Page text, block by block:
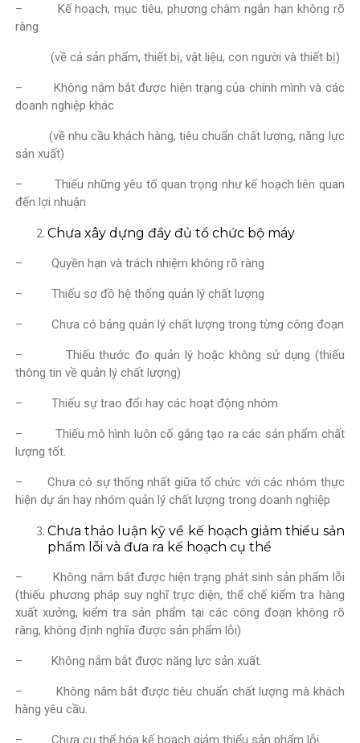
– Kế hoạch, mục tiêu, phương châm ngắn hạn không rõ
ràng
(về cả sản phẩm, thiết bị, vật liệu, con người và thiết bị)
– Không nắm bắt được hiện trạng của chính mình và các
doanh nghiệp khác
(về nhu cầu khách hàng, tiêu chuẩn chất lượng, năng lực
sản xuất)
– Thiếu những yêu tố quan trọng như kế hoạch liên quan
đến lợi nhuận
Chưa xây dựng đầy đủ tổ chức bộ máy
– Quyền hạn và trách nhiệm không rõ ràng
– Thiếu sơ đồ hệ thống quản lý chất lượng
– Chưa có bảng quản lý chất lượng trong từng công đoạn
– Thiếu thước đo quản lý hoặc không sử dụng (thiếu
thông tin về quản lý chất lượng)
– Thiếu sự trao đổi hay các hoạt động nhóm
– Thiếu mô hình luôn cố gắng tạo ra các sản phẩm chất
lượng tốt.
– Chưa có sự thống nhất giữa tổ chức với các nhóm thực
hiện dự án hay nhóm quản lý chất lượng trong doanh nghiệp
Chưa thảo luận kỹ về kế hoạch giảm thiểu sản
phẩm lỗi và đưa ra kế hoạch cụ thể
– Không nắm bắt được hiện trạng phát sinh sản phẩm lỗi
(thiếu phương pháp suy nghĩ trực diện, thể chế kiểm tra hàng
xuất xưởng, kiểm tra sản phẩm tại các công đoạn không rõ
ràng, không định nghĩa được sản phẩm lỗi)
– Không nắm bắt được năng lực sản xuất.
– Không nắm bắt được tiêu chuẩn chất lượng mà khách
hàng yêu cầu.
– Chưa cụ thể hóa kế hoạch giảm thiểu sản phẩm lỗi.